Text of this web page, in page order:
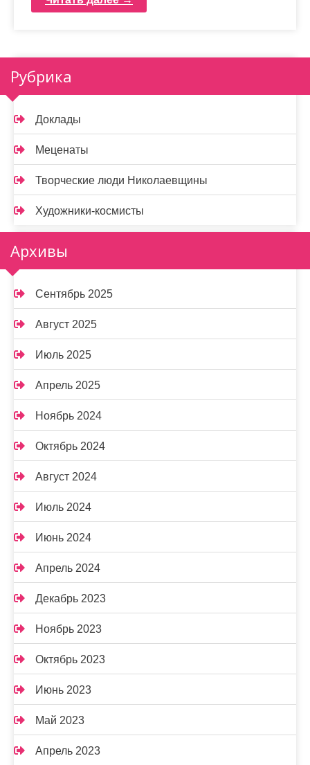
Рубрика
Доклады
Меценаты
Творческие люди Николаевщины
Художники-космисты
Архивы
Сентябрь 2025
Август 2025
Июль 2025
Апрель 2025
Ноябрь 2024
Октябрь 2024
Август 2024
Июль 2024
Июнь 2024
Апрель 2024
Декабрь 2023
Ноябрь 2023
Октябрь 2023
Июнь 2023
Май 2023
Апрель 2023